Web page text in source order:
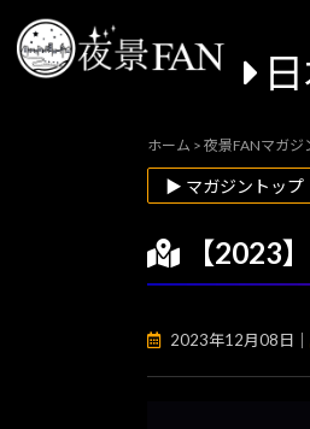
ホーム > 夜景FANマガジ
▶ マガジントップ
【2023
2023年12月08日